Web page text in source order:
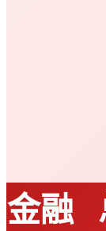
金融